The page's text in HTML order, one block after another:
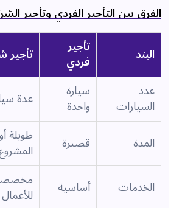
الفرق بين التأجير الفردي وتأجير
البند
تأجير
فردي
تأجير
عدد
السيارات
سيارة
واحدة
عدة
المدة
قصيرة
الخدمات
أساسية
للأعمال